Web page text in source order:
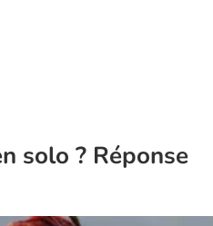
solo ? Réponse